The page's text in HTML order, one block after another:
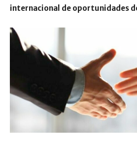
internacional de oportunidades